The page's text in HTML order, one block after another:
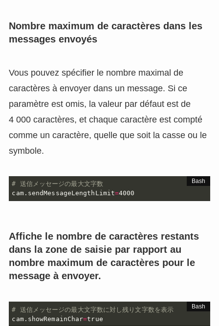
Nombre maximum de caractères dans les
messages envoyés
Vous pouvez spécifier le nombre maximal de
caractères à envoyer dans un message. Si ce
paramètre est omis, la valeur par défaut est de
4 000 caractères, et chaque caractère est compté
comme un caractère, quelle que soit la casse ou le
symbole.
# 送信メッセージの最大文字数
cam.sendMessageLengthLimit=4000
Affiche le nombre de caractères restants
dans la zone de saisie par rapport au
nombre maximum de caractères pour le
message à envoyer.
# 送信メッセージの最大文字数に対し残り文字数を表示
cam.showRemainChar=true